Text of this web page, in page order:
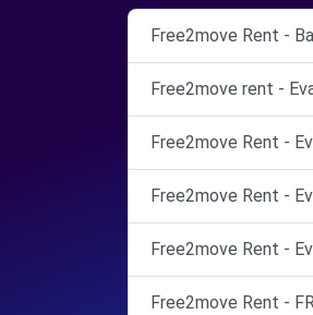
Free2move Rent -
Free2move rent -
Free2move Rent -
Free2move Rent -
Free2move Rent -
Free2move Rent -